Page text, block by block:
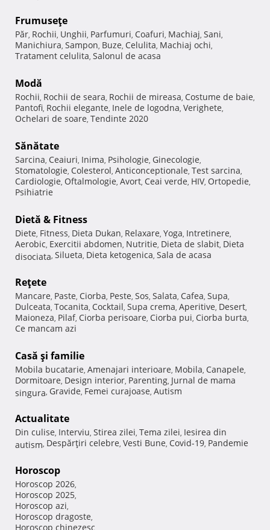
Frumuseţe
Păr, Rochii, Unghii, Parfumuri, Coafuri, Machiaj, Sani,
Manichiura, Sampon, Buze, Celulita, Machiaj ochi,
Tratament celulita, Salonul de acasa
Modă
Rochii, Rochii de seara, Rochii de mireasa, Costume de baie,
Pantofi, Rochii elegante, Inele de logodna, Verighete,
Ochelari de soare, Tendinte 2020
Sănătate
Sarcina, Ceaiuri, Inima, Psihologie, Ginecologie,
Stomatologie, Colesterol, Anticonceptionale, Test sarcina,
Cardiologie, Oftalmologie, Avort, Ceai verde, HIV, Ortopedie,
Psihiatrie
Dietă & Fitness
Diete, Fitness, Dieta Dukan, Relaxare, Yoga, Intretinere,
Aerobic, Exercitii abdomen, Nutritie, Dieta de slabit, Dieta
disociata, Silueta, Dieta ketogenica, Sala de acasa
Reţete
Mancare, Paste, Ciorba, Peste, Sos, Salata, Cafea, Supa,
Dulceata, Tocanita, Cocktail, Supa crema, Aperitive, Desert,
Maioneza, Pilaf, Ciorba perisoare, Ciorba pui, Ciorba burta,
Ce mancam azi
Casă şi familie
Mobila bucatarie, Amenajari interioare, Mobila, Canapele,
Dormitoare, Design interior, Parenting, Jurnal de mama
singura, Gravide, Femei curajoase, Autism
Actualitate
Din culise, Interviu, Stirea zilei, Tema zilei, Iesirea din
autism, Despărţiri celebre, Vesti Bune, Covid-19, Pandemie
Horoscop
Horoscop 2026,
Horoscop 2025,
Horoscop azi,
Horoscop dragoste,
Horoscop chinezesc